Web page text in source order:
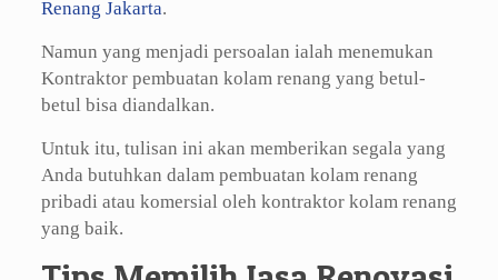
Renang Jakarta.
Namun yang menjadi persoalan ialah menemukan
Kontraktor pembuatan kolam renang yang betul-
betul bisa diandalkan.
Untuk itu, tulisan ini akan memberikan segala yang
Anda butuhkan dalam pembuatan kolam renang
pribadi atau komersial oleh kontraktor kolam renang
yang baik.